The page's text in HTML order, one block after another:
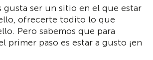
gusta ser un sitio en el que estar
ofrecerte todito lo que
Pero sabemos que para
primer paso es estar a gusto ¡en